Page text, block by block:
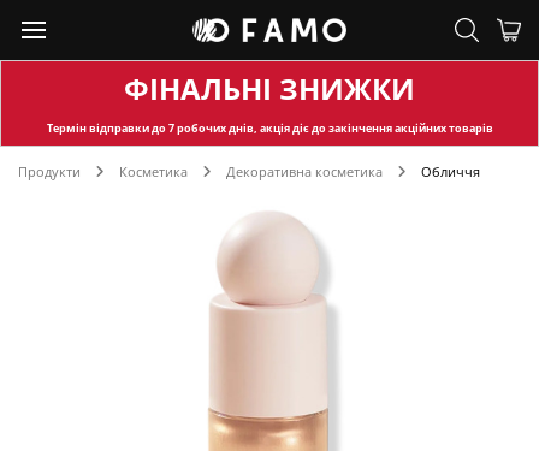
ФІНАЛЬНІ ЗНИЖКИ
Термін відправкидо 7 робочих днів, акція діє до закінчення акційних товарів
Продукти Косметика Декоративна косметика Обличчя